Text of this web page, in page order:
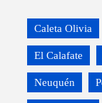
Caleta Olivia
El Calafate
Neuquén